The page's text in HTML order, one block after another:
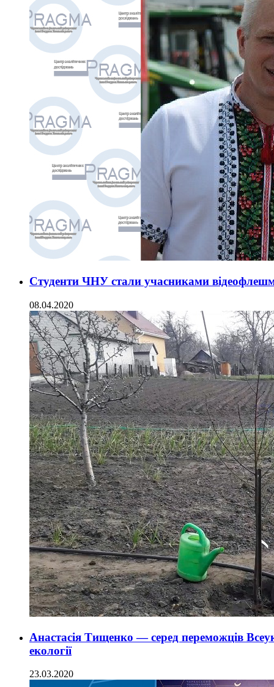
Студенти ЧНУ стали учасниками
08.04.2020
Анастасія Тищенко — серед переможців
екології
23.03.2020